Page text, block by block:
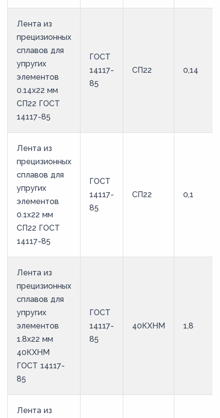
75
85
90
95
Лента из
прецизионных
сплавов для
упругих
элементов
0.14x22 мм
СП22 ГОСТ
14117-85
ГОСТ
14117-
85
СП22 0,14
Лента из
прецизионных
сплавов для
упругих
элементов
0.1x22 мм
СП22 ГОСТ
14117-85
ГОСТ
14117-
85
СП22 0,1
Лента из
прецизионных
сплавов для
упругих
элементов
1.8x22 мм
40КХНМ
ГОСТ 14117-
85
ГОСТ
14117-
85
40КХНМ 1,8
Лента из